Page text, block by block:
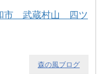
市 武蔵村山 四ツ
森の風ブログ